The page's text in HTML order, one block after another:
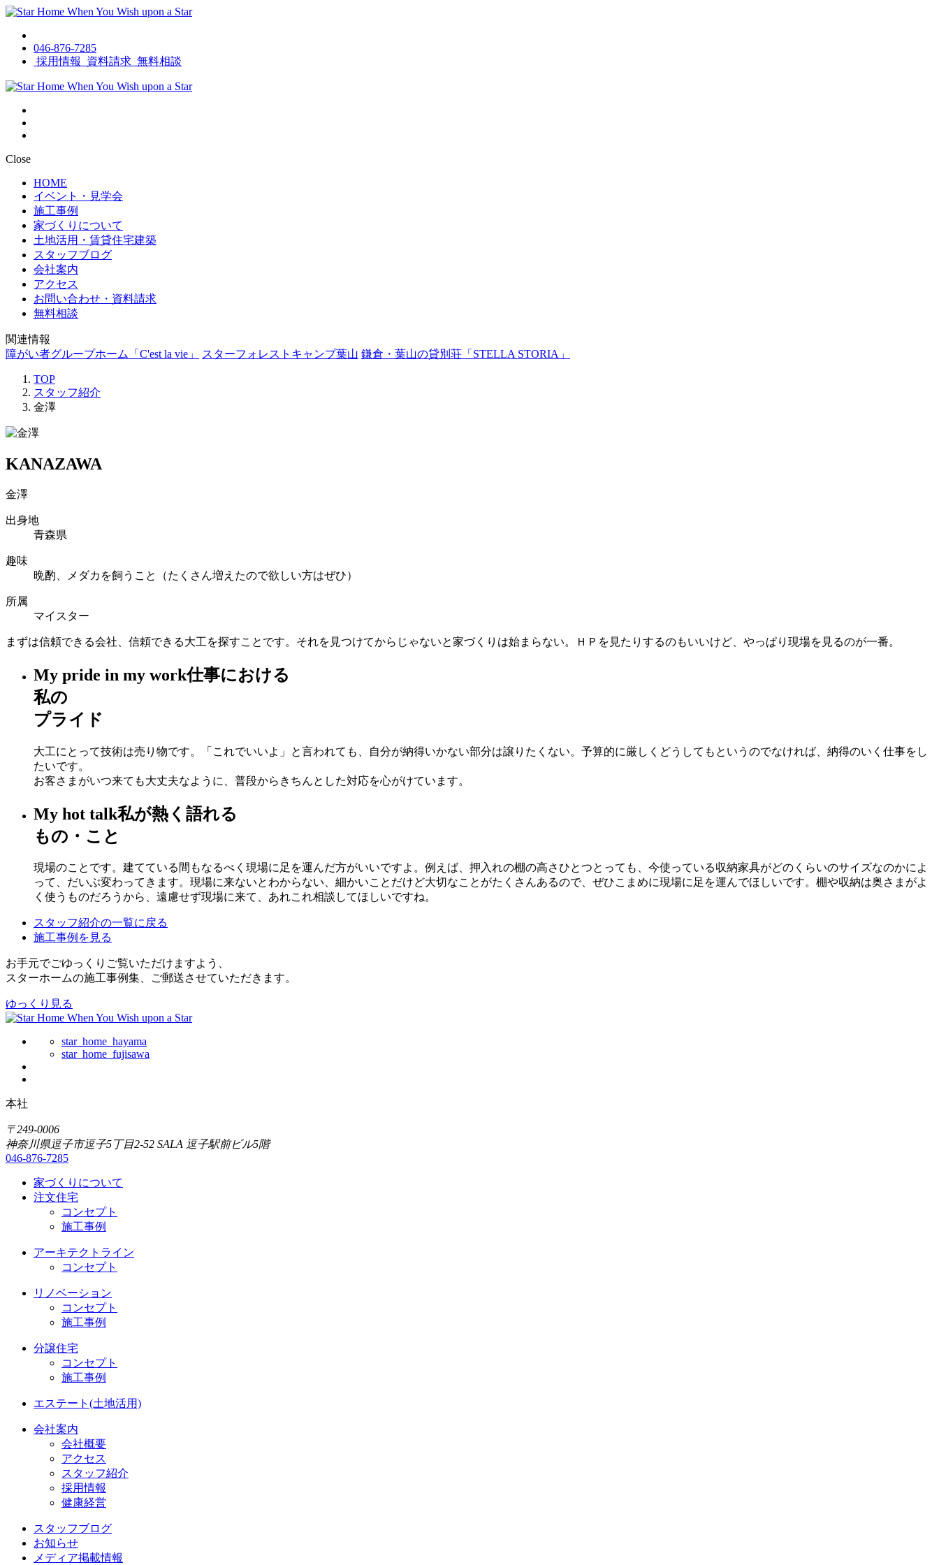
046-876-7285
採用情報
資料請求 無料相談
Close
HOME
イベント・見学会
施工事例
家づくりについて
土地活用・賃貸住宅建築
スタッフブログ
会社案内
アクセス
お問い合わせ・資料請求
無料相談
関連情報
障がい者グループホーム「C'est la vie」
スターフォレストキャンプ葉山 鎌倉・葉山の貸別荘「STELLA STORIA」
TOP
スタッフ紹介
金澤
KANAZAWA
金澤
出身地
青森県
趣味
晩酌、メダカを飼うこと（たくさん増えたので欲しい方はぜひ）
所属
マイスター
まずは信頼できる会社、信頼できる大工を探すことです。それを見つけてからじゃないと家づくりは始まらない。ＨＰを見たりするのもいいけど、やっぱり現場を見るのが一番。
My pride in my work仕事における
私の
プライド
大工にとって技術は売り物です。「これでいいよ」と言われても、自分が納得いかない部分は譲りたくない。予算的に厳しくどうしてもというのでなければ、納得のいく仕事をし
たいです。
お客さまがいつ来ても大丈夫なように、普段からきちんとした対応を心がけています。
My hot talk私が熱く語れる
もの・こと
現場のことです。建てている間もなるべく現場に足を運んだ方がいいですよ。例えば、押入れの棚の高さひとつとっても、今使っている収納家具がどのくらいのサイズなのかによ
って、だいぶ変わってきます。現場に来ないとわからない、細かいことだけど大切なことがたくさんあるので、ぜひこまめに現場に足を運んでほしいです。棚や収納は奥さまがよ
く使うものだろうから、遠慮せず現場に来て、あれこれ相談してほしいですね。
スタッフ紹介の一覧に戻る
施工事例を見る
お手元でごゆっくりご覧いただけますよう、
スターホームの施工事例集、ご郵送させていただきます。
ゆっくり見る
star_home_hayama
star_home_fujisawa
本社
〒249-0006
神奈川県逗子市逗子5丁目2-52 SALA 逗子駅前ビル5階
046-876-7285
家づくりについて
注文住宅
コンセプト
施工事例
アーキテクトライン
コンセプト
リノベーション
コンセプト
施工事例
分譲住宅
コンセプト
施工事例
エステート(土地活用)
会社案内
会社概要
アクセス
スタッフ紹介
採用情報
健康経営
スタッフブログ
お知らせ
メディア掲載情報